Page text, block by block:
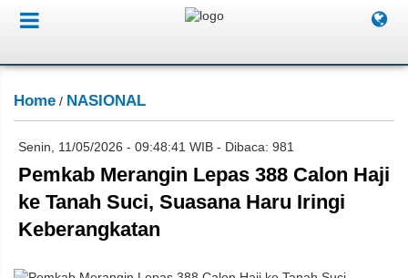
Home / NASIONAL
Senin, 11/05/2026 - 09:48:41 WIB - Dibaca: 981
Pemkab Merangin Lepas 388 Calon Haji
ke Tanah Suci, Suasana Haru Iringi
Keberangkatan